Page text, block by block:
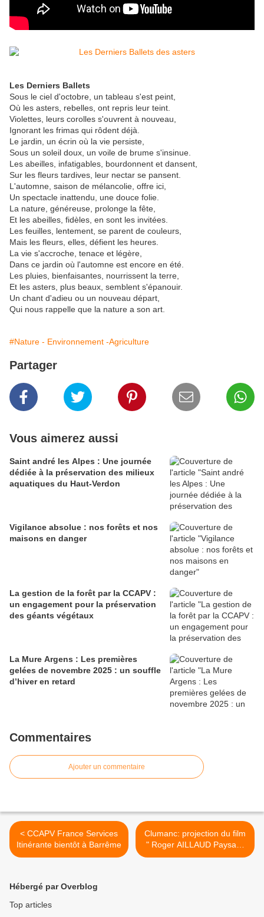
Les Derniers Ballets
Sous le ciel d'octobre, un tableau s'est peint,
Où les asters, rebelles, ont repris leur teint.
Violettes, leurs corolles s'ouvrent à nouveau,
Ignorant les frimas qui rôdent déjà.
Le jardin, un écrin où la vie persiste,
Sous un soleil doux, un voile de brume s'insinue.
Les abeilles, infatigables, bourdonnent et dansent,
Sur les fleurs tardives, leur nectar se pansent.
L'automne, saison de mélancolie, offre ici,
Un spectacle inattendu, une douce folie.
La nature, généreuse, prolonge la fête,
Et les abeilles, fidèles, en sont les invitées.
Les feuilles, lentement, se parent de couleurs,
Mais les fleurs, elles, défient les heures.
La vie s'accroche, tenace et légère,
Dans ce jardin où l'automne est encore en été.
Les pluies, bienfaisantes, nourrissent la terre,
Et les asters, plus beaux, semblent s'épanouir.
Un chant d'adieu ou un nouveau départ,
Qui nous rappelle que la nature a son art.
#Nature - Environnement -Agriculture
Partager
Vous aimerez aussi
Saint andré les Alpes : Une journée
dédiée à la préservation des milieux
aquatiques du Haut-Verdon
Vigilance absolue : nos forêts et nos
maisons en danger
La gestion de la forêt par la CCAPV :
un engagement pour la préservation
des géants végétaux
La Mure Argens : Les premières
gelées de novembre 2025 : un souffle
d’hiver en retard
Commentaires
Ajouter un commentaire
< CCAPV France Services
Itinérante bientôt à Barrême
Clumanc: projection du film
" Roger AILLAUD Paysan-
Cinéaste " >
Hébergé par Overblog
Top articles